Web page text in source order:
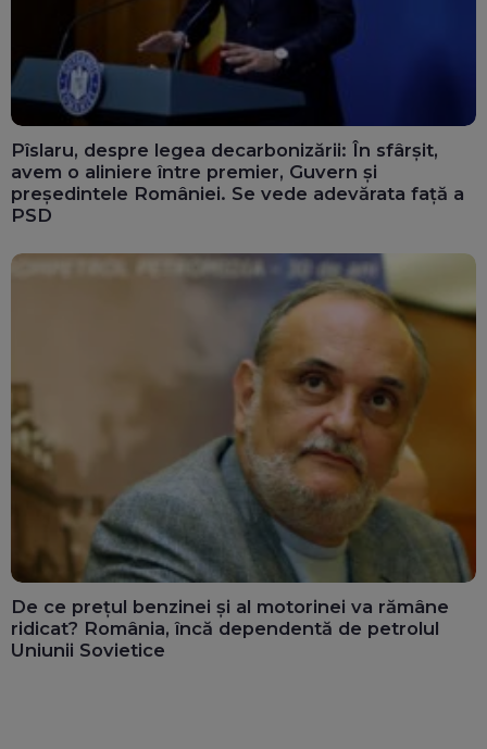
Pîslaru, despre legea decarbonizării: În sfârșit,
avem o aliniere între premier, Guvern și
președintele României. Se vede adevărata față a
PSD
De ce prețul benzinei și al motorinei va rămâne
ridicat? România, încă dependentă de petrolul
Uniunii Sovietice